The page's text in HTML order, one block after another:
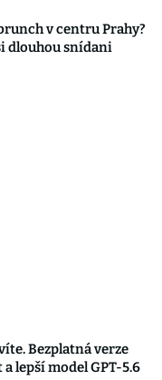
v centru Prahy?
dlouhou snídani
Bezplatná verze
lepší model GPT-5.6